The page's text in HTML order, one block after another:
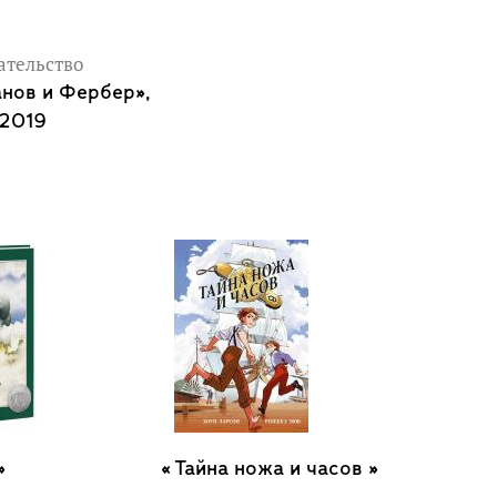
и Фербер»,
2019
Тайна ножа и часов »